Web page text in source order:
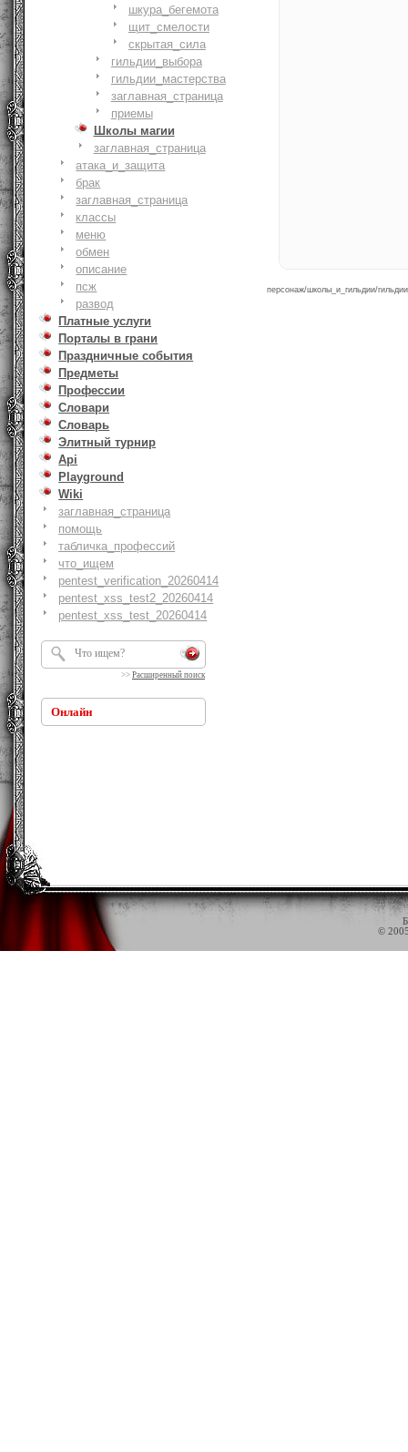
шкура_бегемота
щит_смелости
cкрытая_сила
гильдии_выбора
гильдии_мастерства
заглавная_страница
приемы
Школы магии
заглавная_страница
атака_и_защита
брак
заглавная_страница
классы
меню
обмен
описание
псж
развод
Платные услуги
Порталы в грани
Праздничные события
Предметы
Профессии
Словари
Словарь
Элитный турнир
Api
Playground
Wiki
заглавная_страница
помощь
табличка_профессий
что_ищем
pentest_verification_20260414
pentest_xss_test2_20260414
pentest_xss_test_20260414
>> Расширенный поиск
Онлайн
персонаж/школы_и_гильдии/
©